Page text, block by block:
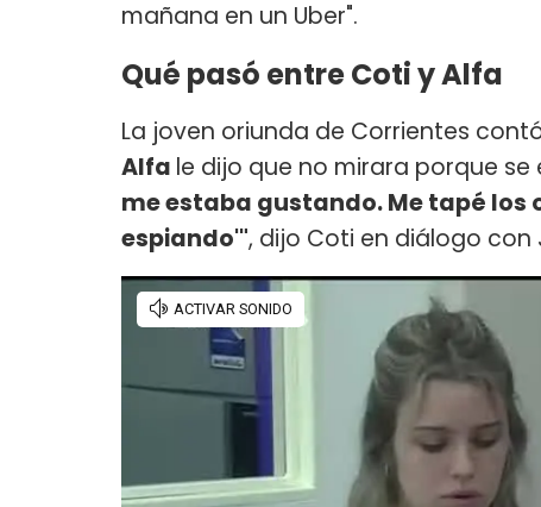
mañana en un Uber".
Qué pasó entre Coti y Alfa
La joven oriunda de Corrientes
Alfa le dijo que no mirara porque
me estaba gustando. Me tapé los
espiando'", dijo Coti en diálogo con